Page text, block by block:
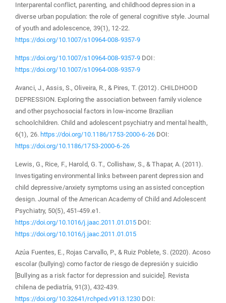
Interparental conflict, parenting, and childhood depression in a
diverse urban population: the role of general cognitive style. Journal
of youth and adolescence, 39(1), 12-22.
https://doi.org/10.1007/s10964-008-9357-9
https://doi.org/10.1007/s10964-008-9357-9 DOI:
https://doi.org/10.1007/s10964-008-9357-9
Avanci, J., Assis, S., Oliveira, R., & Pires, T. (2012). CHILDHOOD
DEPRESSION. Exploring the association between family violence
and other psychosocial factors in low-income Brazilian
schoolchildren. Child and adolescent psychiatry and mental health,
6(1), 26. https://doi.org/10.1186/1753-2000-6-26DOI:
https://doi.org/10.1186/1753-2000-6-26
Lewis, G., Rice, F., Harold, G. T., Collishaw, S., & Thapar, A. (2011).
Investigating environmental links between parent depression and
child depressive/anxiety symptoms using an assisted conception
design. Journal of the American Academy of Child and Adolescent
Psychiatry, 50(5), 451-459.e1.
https://doi.org/10.1016/j.jaac.2011.01.015 DOI:
https://doi.org/10.1016/j.jaac.2011.01.015
Azúa Fuentes, E., Rojas Carvallo, P., & Ruiz Poblete, S. (2020). Acoso
escolar (bullying) como factor de riesgo de depresión y suicidio
[Bullying as a risk factor for depression and suicide]. Revista
chilena de pediatría, 91(3), 432-439.
https://doi.org/10.32641/rchped.v91i3.1230 DOI: